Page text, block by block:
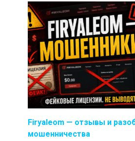
Firyaleom — отзывы и
мошенничества